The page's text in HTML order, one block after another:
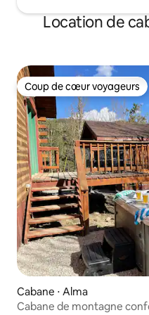
Location de
Coup de cœur voyageurs
Coup de cœur voyageurs
Cabane ⋅ Alma
Cabane de montagne